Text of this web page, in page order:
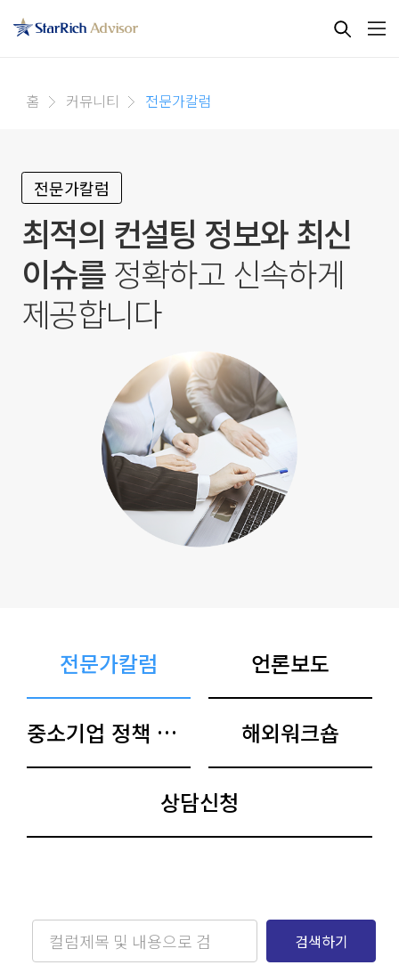
홈 커뮤니티 전문가칼럼
전문가칼럼
최적의 컨설팅 정보와 최신
이슈를정확하고 신속하게
제공합니다
전문가칼럼 언론보도
중소기업 정책 아카이브 해외워크숍
상담신청
검색하기